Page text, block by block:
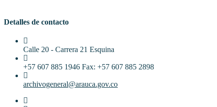
Detalles de contacto
Calle 20 - Carrera 21 Esquina
+57 607 885 1946 Fax: +57 607 885 2898
archivogeneral@arauca.gov.co